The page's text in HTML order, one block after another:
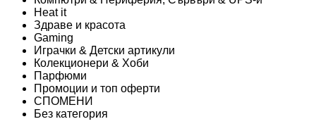
Heat it
Здраве и красота
Gaming
Играчки & Детски артикули
Колекционери & Хоби
Парфюми
Промоции и топ оферти
СПОМЕНИ
Без категория